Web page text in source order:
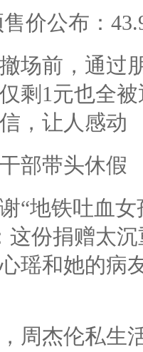
价公布：
场前，通过
剩1元也全
，让人感动
部带头休假
“地铁吐血
这份捐赠太
瑶和她的病
周杰伦私生